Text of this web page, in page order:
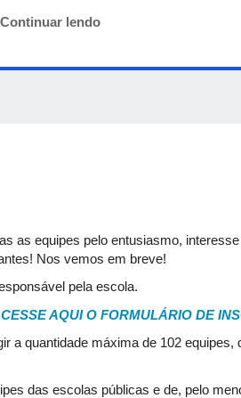
campeãs
Continuar lendo
as equipes pelo entusiasmo,
Nos vemos em breve!
pela escola.
AQUI O FORMULÁRIO DE
a quantidade máxima de 102
das escolas públicas e de, pelo